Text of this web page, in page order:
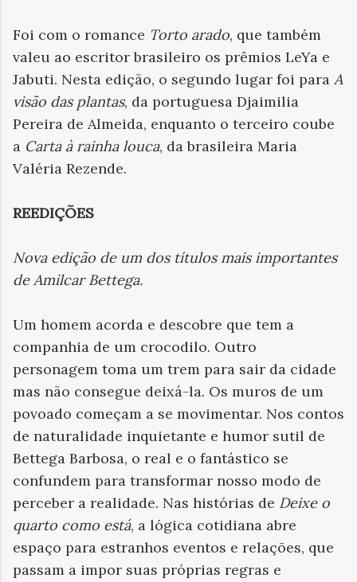
Foi com o romance Torto arado, que também
valeu ao escritor brasileiro os prêmios LeYa e
Jabuti. Nesta edição, o segundo lugar foi para A
visão das plantas, da portuguesa Djaimilia
Pereira de Almeida, enquanto o terceiro coube
a Carta à rainha louca, da brasileira Maria
Valéria Rezende.
REEDIÇÕES
Nova edição de um dos títulos mais importantes
de Amilcar Bettega.
Um homem acorda e descobre que tem a
companhia de um crocodilo. Outro
personagem toma um trem para sair da cidade
mas não consegue deixá-la. Os muros de um
povoado começam a se movimentar. Nos contos
de naturalidade inquietante e humor sutil de
Bettega Barbosa, o real e o fantástico se
confundem para transformar nosso modo de
perceber a realidade. Nas histórias de Deixe o
quarto como está, a lógica cotidiana abre
espaço para estranhos eventos e relações, que
passam a impor suas próprias regras e